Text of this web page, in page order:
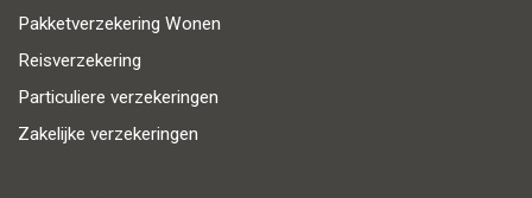
Pakketverzekering Wonen
Reisverzekering
Particuliere verzekeringen
Zakelijke verzekeringen